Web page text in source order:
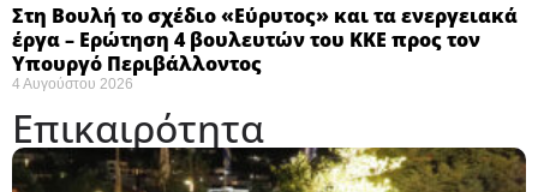
Στη Βουλή το σχέδιο «Εύρυτος» και τα ενεργειακά
έργα – Ερώτηση 4 βουλευτών του ΚΚΕ προς τον
Υπουργό Περιβάλλοντος
4 Αυγούστου 2026
Επικαιρότητα